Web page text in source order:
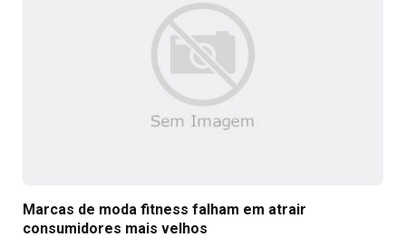
Marcas de moda fitness falham em atrair
consumidores mais velhos